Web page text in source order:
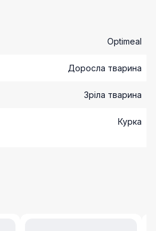
Optimeal
Доросла тварина
Зріла тварина
Курка